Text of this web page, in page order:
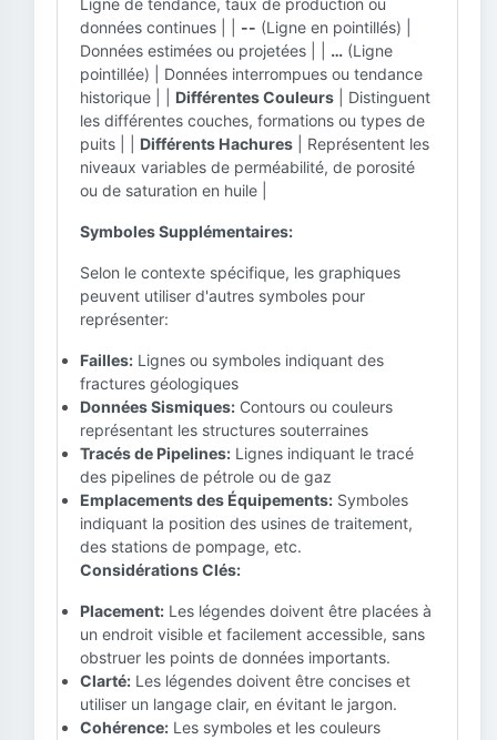
Ligne de tendance, taux de production ou
données continues | | -- (Ligne en pointillés) |
Données estimées ou projetées | | … (Ligne
pointillée) | Données interrompues ou tendance
historique | | Différentes Couleurs | Distinguent
les différentes couches, formations ou types de
puits | | Différents Hachures | Représentent les
niveaux variables de perméabilité, de porosité
ou de saturation en huile |
Symboles Supplémentaires:
Selon le contexte spécifique, les graphiques
peuvent utiliser d'autres symboles pour
représenter:
Failles: Lignes ou symboles indiquant des
fractures géologiques
Données Sismiques: Contours ou couleurs
représentant les structures souterraines
Tracés de Pipelines: Lignes indiquant le tracé
des pipelines de pétrole ou de gaz
Emplacements des Équipements: Symboles
indiquant la position des usines de traitement,
des stations de pompage, etc.
Considérations Clés:
Placement: Les légendes doivent être placées à
un endroit visible et facilement accessible, sans
obstruer les points de données importants.
Clarté: Les légendes doivent être concises et
utiliser un langage clair, en évitant le jargon.
Cohérence: Les symboles et les couleurs